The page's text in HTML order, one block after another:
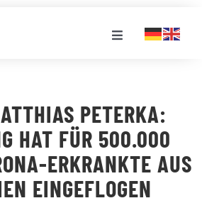
Toggle
PETERKA:
HAT FÜR 500.000
ERKRANKTE AUS
EINGEFLOGEN